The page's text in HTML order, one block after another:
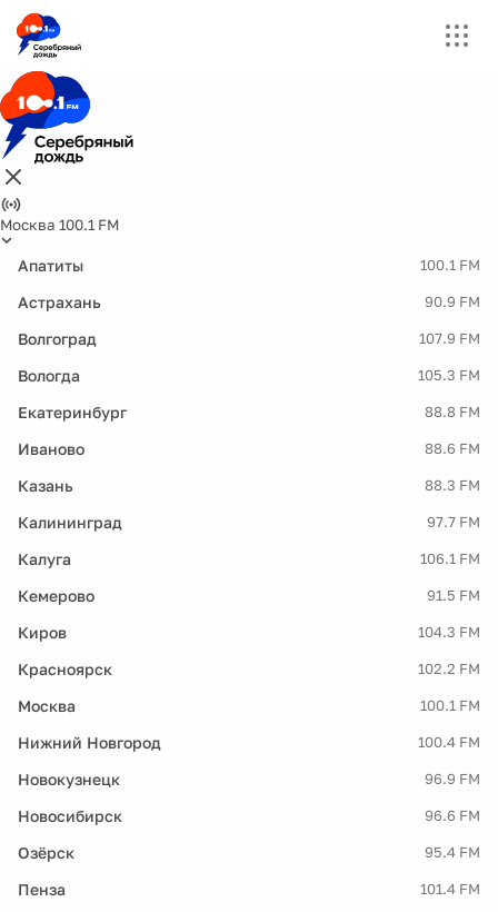
Москва 100.1 FM
Апатиты 100.1 FM
Астрахань 90.9 FM
Волгоград 107.9 FM
Вологда 105.3 FM
Екатеринбург 88.8 FM
Иваново 88.6 FM
Казань 88.3 FM
Калининград 97.7 FM
Калуга 106.1 FM
Кемерово 91.5 FM
Киров 104.3 FM
Красноярск 102.2 FM
Москва 100.1 FM
Нижний Новгород 100.4 FM
Новокузнецк 96.9 FM
Новосибирск 96.6 FM
Озёрск 95.4 FM
Пенза 101.4 FM